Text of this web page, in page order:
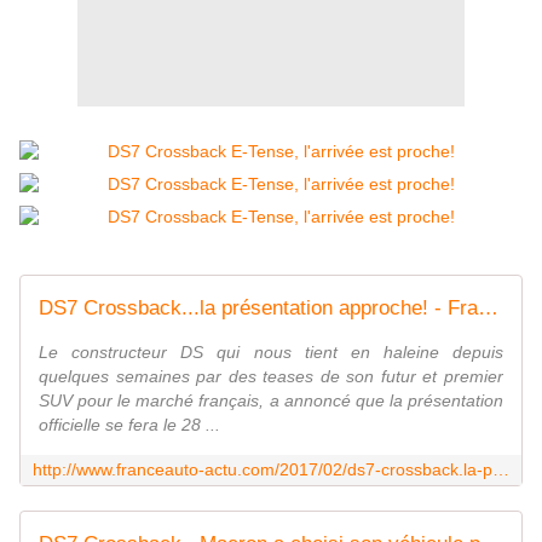
DS7 Crossback...la présentation approche! - FranceAuto-actu - actualité automobile régionale et internationale
Le constructeur DS qui nous tient en haleine depuis
quelques semaines par des teases de son futur et premier
SUV pour le marché français, a annoncé que la présentation
officielle se fera le 28 ...